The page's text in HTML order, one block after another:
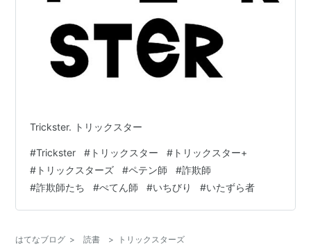
Trickster. トリックスター
#Trickster # トリックスター # トリックスター+
# トリックスターズ #ペテン師 #詐欺師
#詐欺師たち #ぺてん師 #いちびり #いたずら者
はてなブログ > 読書 > トリックスターズ